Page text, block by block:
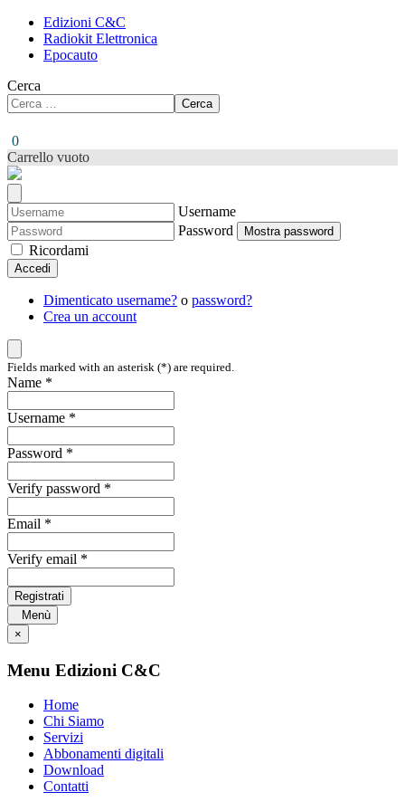
Edizioni C&C
Radiokit Elettronica
Epocauto
Cerca
Cerca
0
Carrello vuoto
Username
Password
Mostra password
Ricordami
Accedi
Dimenticato username? o password?
Crea un account
Fields marked with an asterisk (*) are required.
Name *
Username *
Password *
Verify password *
Email *
Verify email *
Registrati
Menù
×
Menu Edizioni C&C
Home
Chi Siamo
Servizi
Abbonamenti digitali
Download
Contatti